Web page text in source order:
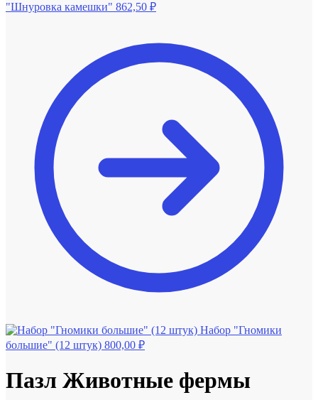
"Шнуровка камешки" 862,50 ₽
Набор "Гномики
большие" (12 штук) 800,00 ₽
Пазл Животные фермы